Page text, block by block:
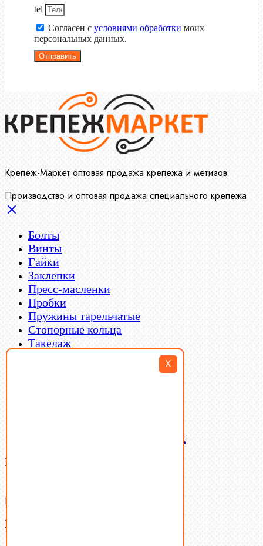
X
tel
Согласен с условиями обработки моих
персональных данных.
Отправить
Крепеж-Маркет оптовая продажа крепежа и метизов
Производство и оптовая продажа специального крепежа
Болты
Винты
Гайки
Заклепки
Пресс-масленки
Пробки
Пружины тарельчатые
Стопорные кольца
Такелаж
Латунный и бронзовый крепеж
Ваша корзина
В корзине нет товаров.
Поиск